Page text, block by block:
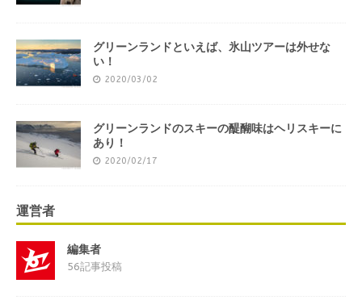
グリーンランドといえば、氷山ツアーは外せな
い！
2020/03/02
グリーンランドのスキーの醍醐味はヘリスキーに
あり！
2020/02/17
運営者
編集者
56記事投稿